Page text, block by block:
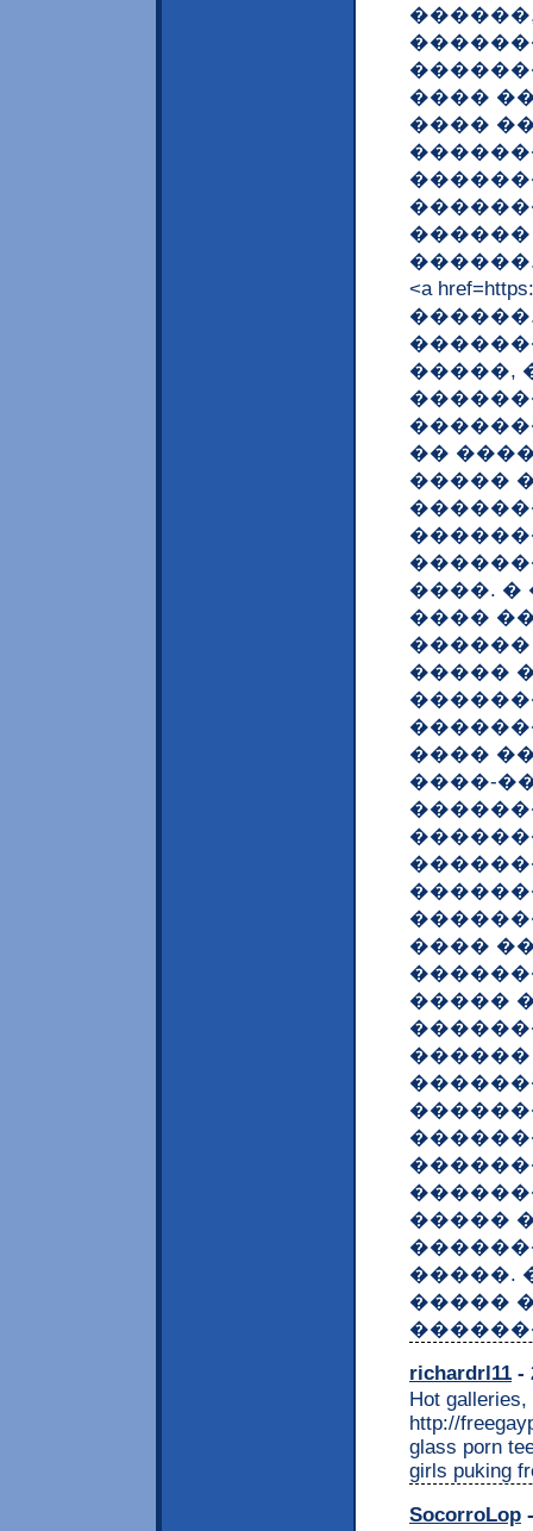
����
����
<a
�����,
��
�����
����.
����
�����
����
����-
����
�����
�����
�����.
�����
richardrl11 -
Hot
http://
glass porn
girls puking
SocorroLop